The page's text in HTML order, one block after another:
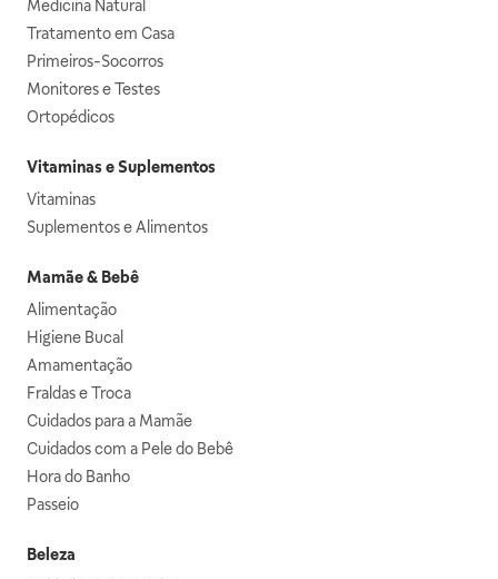
Medicina Natural
Tratamento em Casa
Primeiros-Socorros
Monitores e Testes
Ortopédicos
Vitaminas e Suplementos
Vitaminas
Suplementos e Alimentos
Mamãe & Bebê
Alimentação
Higiene Bucal
Amamentação
Fraldas e Troca
Cuidados para a Mamãe
Cuidados com a Pele do Bebê
Hora do Banho
Passeio
Beleza